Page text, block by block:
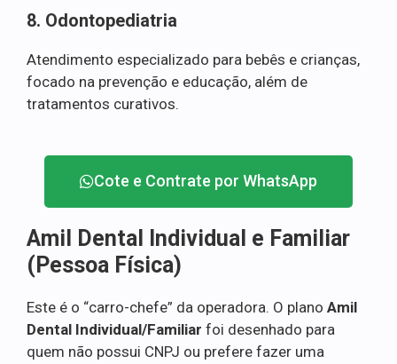
8. Odontopediatria
Atendimento especializado para bebês e crianças,
focado na prevenção e educação, além de
tratamentos curativos.
Cote e Contrate por WhatsApp
Amil Dental Individual e Familiar
(Pessoa Física)
Este é o “carro-chefe” da operadora. O plano Amil
Dental Individual/Familiar foi desenhado para
quem não possui CNPJ ou prefere fazer uma